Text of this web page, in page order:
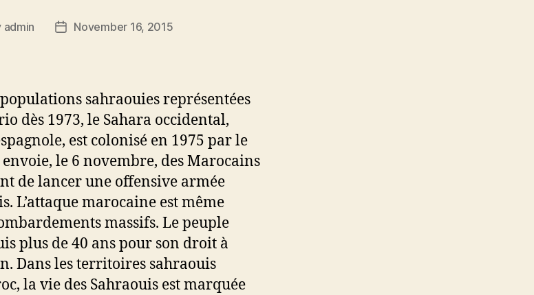
admin
PostNovember 16, 2015
sahraouies représentées
dès 1973, le Sahara occidental,
est colonisé en 1975 par le
le 6 novembre, des Marocains
de lancer une offensive armée
L’attaque marocaine est même
massifs. Le peuple
plus de 40 ans pour son droit à
Dans les territoires sahraouis
la vie des Sahraouis est marquée